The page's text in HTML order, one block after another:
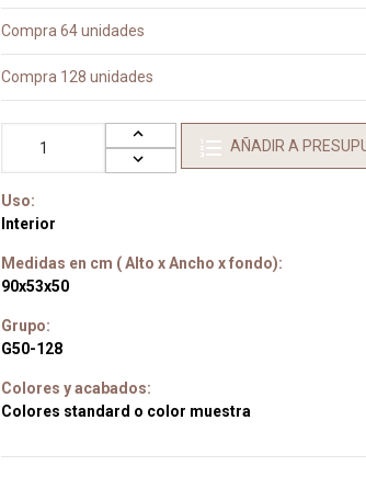
Compra 64 unidades
Compra 128 unidades
AÑADIR A
Uso:
Interior
Medidas en cm ( Alto x Ancho x fondo):
90x53x50
Grupo:
G50-128
Colores y acabados:
Colores standard o color muestra